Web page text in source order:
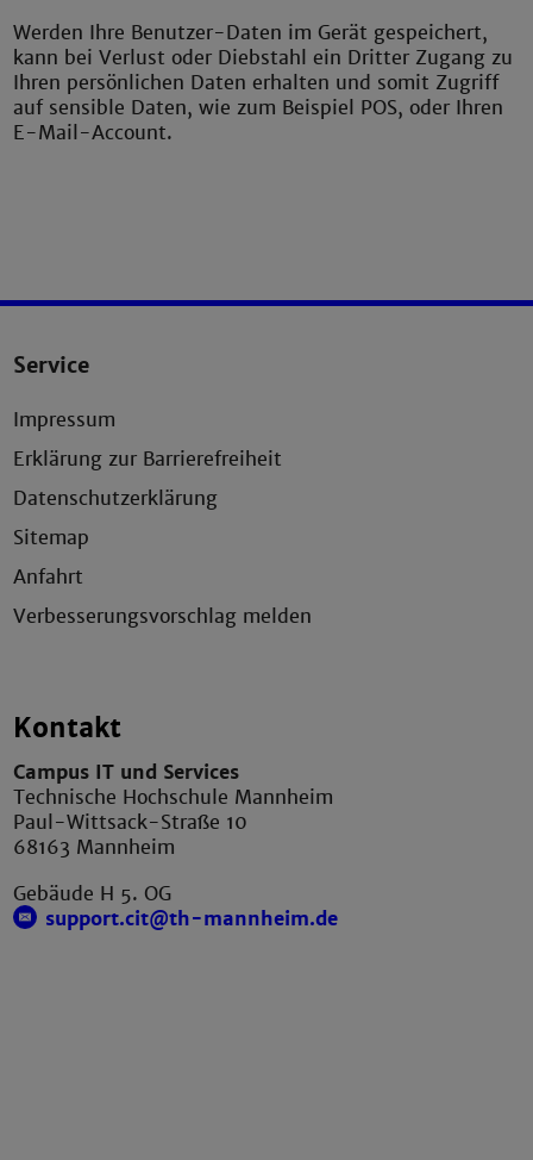
Werden Ihre Benutzer-Daten im Gerät gespeichert,
kann bei Verlust oder Diebstahl ein Dritter Zugang zu
Ihren persönlichen Daten erhalten und somit Zugriff
auf sensible Daten, wie zum Beispiel POS, oder Ihren
E-Mail-Account.
Service
Impressum
Erklärung zur Barrierefreiheit
Datenschutzerklärung
Sitemap
Anfahrt
Verbesserungsvorschlag melden
Kontakt
Campus IT und Services
Technische Hochschule Mannheim
Paul-Wittsack-Straße 10
68163 Mannheim
Gebäude H 5. OG
support.cit@th-mannheim.de